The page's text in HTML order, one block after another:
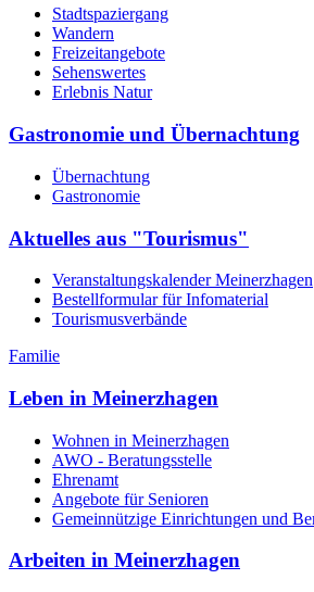
Stadtspaziergang
Wandern
Freizeitangebote
Sehenswertes
Erlebnis Natur
Gastronomie und Übernachtung
Übernachtung
Gastronomie
Aktuelles aus "Tourismus"
Veranstaltungskalender Meinerzhagen
Bestellformular für Infomaterial
Tourismusverbände
Familie
Leben in Meinerzhagen
Wohnen in Meinerzhagen
AWO - Beratungsstelle
Ehrenamt
Angebote für Senioren
Gemeinnützige Einrichtungen und
Arbeiten in Meinerzhagen